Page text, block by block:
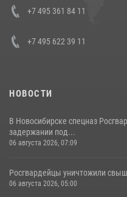
+7 495 361 84 11
+7 495 622 39 11
НОВОСТИ
В Новосибирске спецназ
задержании под...
06 августа 2026, 07:09
Росгвардейцы уничтожили
06 августа 2026, 05:00